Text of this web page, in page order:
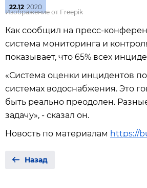
22.12 2020
Изображение от Freepik
Как сообщил на пресс-
система мониторинга и
показывает, что 65% всех
«Система оценки инцидентов
системах водоснабжения. Это
быть реально преодолен.
задачу», - сказал он.
Новость по материалам https://
Назад